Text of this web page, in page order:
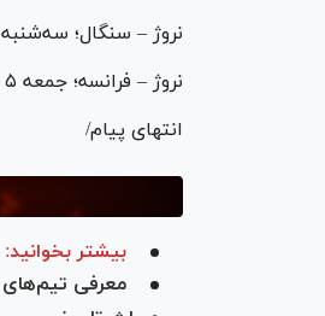
نروژ – سنگال؛ سه‌شنبه ۲ تیر ساعت ۳:۳۰
نروژ – فرانسه؛ جمعه ۵ تیر ساعت ۲۲:۳۰
انتهای پیام/
بیشتر بخوانید: